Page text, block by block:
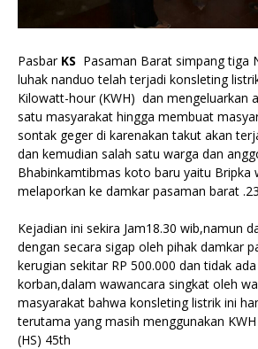
Pasbar KS Pasaman Barat simpang tiga
luhak nanduo telah terjadi konsleting
Kilowatt-hour (KWH) dan mengeluarkan
satu masyarakat hingga membuat
sontak geger di karenakan takut akan
dan kemudian salah satu warga dan
Bhabinkamtibmas koto baru yaitu Bripka
melaporkan ke damkar pasaman barat
Kejadian ini sekira Jam18.30 wib,namun
dengan secara sigap oleh pihak damkar
kerugian sekitar RP 500.000 dan tidak
korban,dalam wawancara singkat oleh
masyarakat bahwa konsleting listrik ini
terutama yang masih menggunakan
(HS) 45th